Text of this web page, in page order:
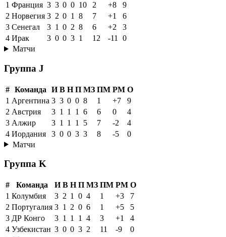
1 Франция 3 3 0 0 10 2 +8
9
2 Норвегия 3 2 0 1 8 7 +1
6
3 Сенегал 3 1 0 2 8 6 +2
3
4 Ирак 3 0 0 3 1 12 -11
0
Матчи
Группа J
# Команда И В Н П МЗ ПМ РМ О
1 Аргентина 3 3 0 0 8 1 +7
9
2 Австрия 3 1 1 1 6 6 0
4
3 Алжир 3 1 1 1 5 7 -2
4
4 Иордания 3 0 0 3 3 8 -5
0
Матчи
Группа K
# Команда И В Н П МЗ ПМ РМ О
1 Колумбия 3 2 1 0 4 1 +3
7
2 Португалия 3 1 2 0 6 1 +5
5
3 ДР Конго 3 1 1 1 4 3 +1
4
4 Узбекистан 3 0 0 3 2 11 -9
0